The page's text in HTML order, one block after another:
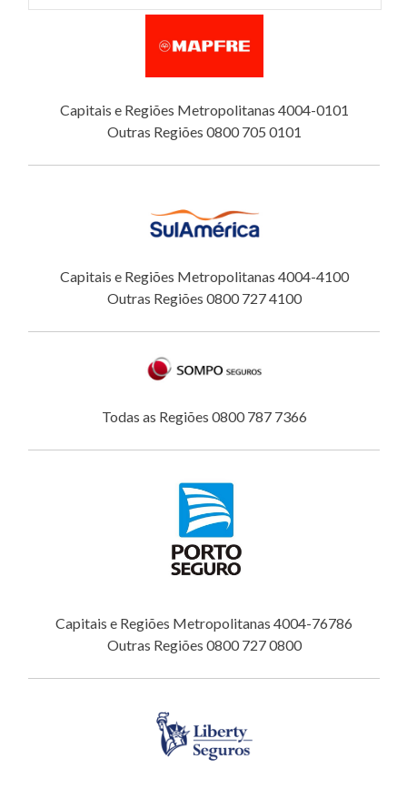
Capitais e Regiões Metropolitanas 4004-0101
Outras Regiões 0800 705 0101
Capitais e Regiões Metropolitanas 4004-4100
Outras Regiões 0800 727 4100
Todas as Regiões 0800 787 7366
Capitais e Regiões Metropolitanas 4004-76786
Outras Regiões 0800 727 0800